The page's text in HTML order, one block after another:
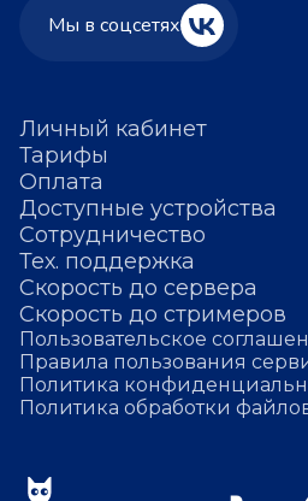
Личный кабинет
Тарифы
Оплата
Доступные устройства
Сотрудничество
Тех. поддержка
Скорость до сервера
Скорость до стримеров
Пользовательское
Правила пользования
Политика
Политика обработки
Мы в соцсетях